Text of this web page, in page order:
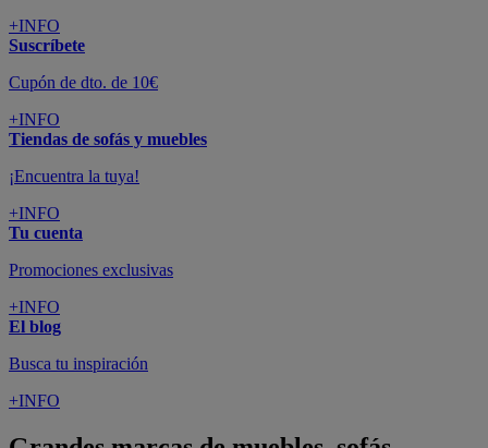
+INFO
Suscríbete
Cupón de dto. de 10€
+INFO
Tiendas de sofás y muebles
¡Encuentra la tuya!
+INFO
Tu cuenta
Promociones exclusivas
+INFO
El blog
Busca tu inspiración
+INFO